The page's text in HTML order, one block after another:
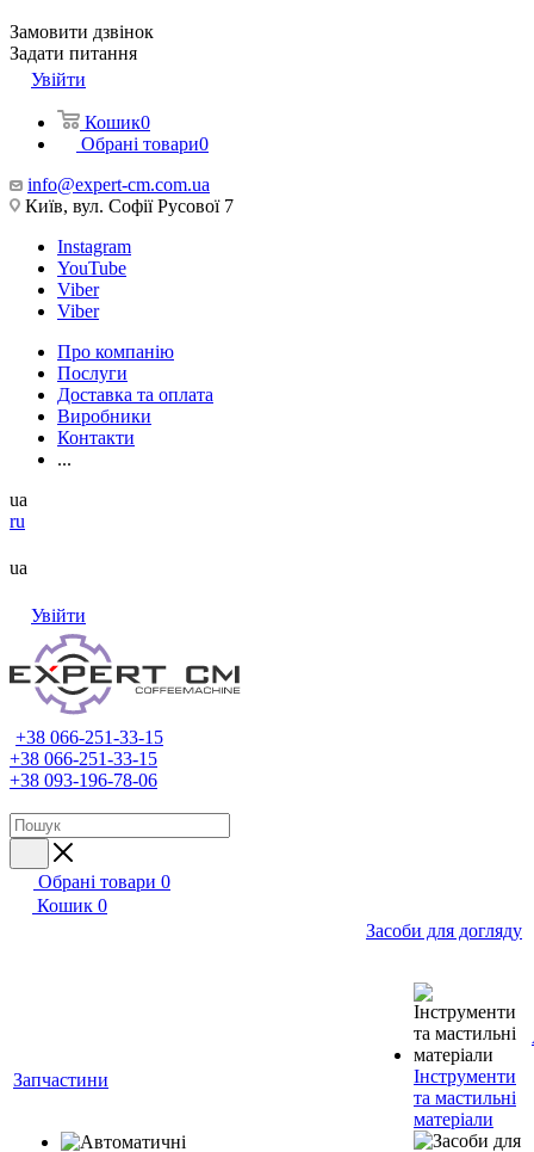
Замовити дзвінок
Задати питання
Увійти
Кошик0
Обрані товари0
info@expert-cm.com.ua
Київ, вул. Софії Русової 7
Instagram
YouTube
Viber
Viber
Про компанію
Послуги
Доставка та оплата
Виробники
Контакти
...
ua
ru
ua
Увійти
+38 066-251-33-15
+38 066-251-33-15
+38 093-196-78-06
Обрані товари 0
Кошик 0
Запчастини
Засоби для догляду
Інструменти
та мастильні
матеріали